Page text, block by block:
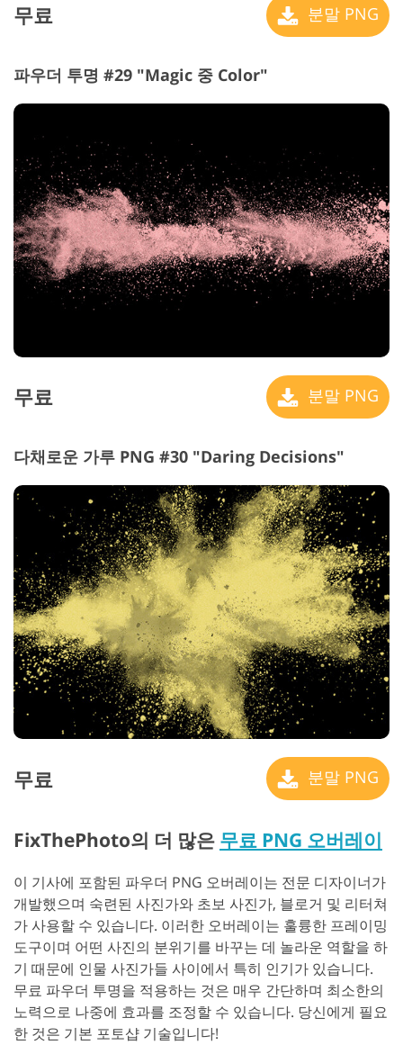
무료 분말 PNG
파우더 투명 #29 "Magic 중 Color"
무료 분말 PNG
다채로운 가루 PNG #30 "Daring Decisions"
무료 분말 PNG
FixThePhoto의 더 많은 무료 PNG 오버레이
이 기사에 포함된 파우더 PNG 오버레이는 전문 디자이너가
개발했으며 숙련된 사진가와 초보 사진가, 블로거 및 리터쳐
가 사용할 수 있습니다. 이러한 오버레이는 훌륭한 프레이밍
도구이며 어떤 사진의 분위기를 바꾸는 데 놀라운 역할을 하
기 때문에 인물 사진가들 사이에서 특히 인기가 있습니다.
무료 파우더 투명을 적용하는 것은 매우 간단하며 최소한의
노력으로 나중에 효과를 조정할 수 있습니다. 당신에게 필요
한 것은 기본 포토샵 기술입니다!